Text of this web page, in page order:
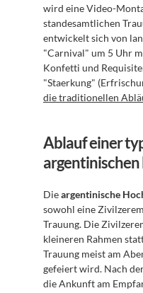
wird eine Video-
standesamtlichen
entwickelt sich von
"Carnival" um 5 Uhr
Konfetti und
"Staerkung"
die traditionellen
Ablauf einer
Die argentinische
sowohl eine
Trauung. Die
kleineren Rahmen
Trauung meist am
gefeiert wird. Nach
die Ankunft am